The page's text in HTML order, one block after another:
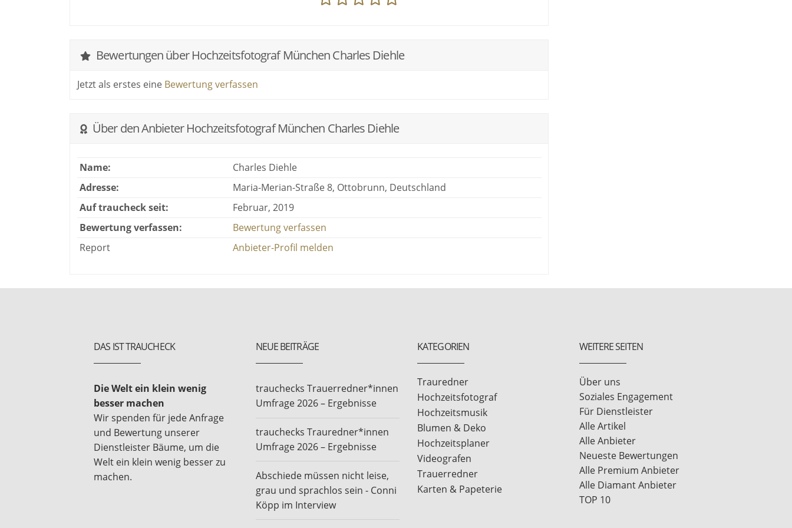
Bewertungen über Hochzeitsfotograf München Charles Diehle
Jetzt als erstes eine Bewertung verfassen
Über den Anbieter Hochzeitsfotograf München Charles Diehle
Name:
Charles Diehle
Adresse:
Maria-Merian-Straße 8, Ottobrunn, Deutschland
Auf traucheck seit:
Februar, 2019
Bewertung verfassen:
Bewertung verfassen
Report
Anbieter-Profil melden
DAS IST TRAUCHECK
Die Welt ein klein wenig
besser machen
Wir spenden für jede Anfrage
und Bewertung unserer
Dienstleister Bäume, um die
Welt ein klein wenig besser zu
machen.
NEUE BEITRÄGE
trauchecks Trauerredner*innen
Umfrage 2026 – Ergebnisse
trauchecks Trauredner*innen
Umfrage 2026 – Ergebnisse
Abschiede müssen nicht leise,
grau und sprachlos sein - Conni
Köpp im Interview
KATEGORIEN
Trauredner
Hochzeitsfotograf
Hochzeitsmusik
Blumen & Deko
Hochzeitsplaner
Videografen
Trauerredner
Karten & Papeterie
WEITERE SEITEN
Über uns
Soziales Engagement
Für Dienstleister
Alle Artikel
Alle Anbieter
Neueste Bewertungen
Alle Premium Anbieter
Alle Diamant Anbieter
TOP 10